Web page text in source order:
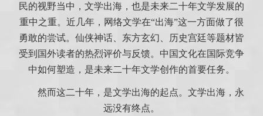
民的视野当中，文学出海，也是未来二十年文学发展的
重中之重。近几年，网络文学在“出海”这一方面做了很
勇敢的尝试。仙侠神话、东方玄幻、历史宫廷等题材皆
受到国外读者的热烈评价与反馈。中国文化在国际竞争
中如何塑造，是未来二十年文学创作的首要任务。
然而这二十年，是文学出海的起点。文学出海，永
远没有终点。